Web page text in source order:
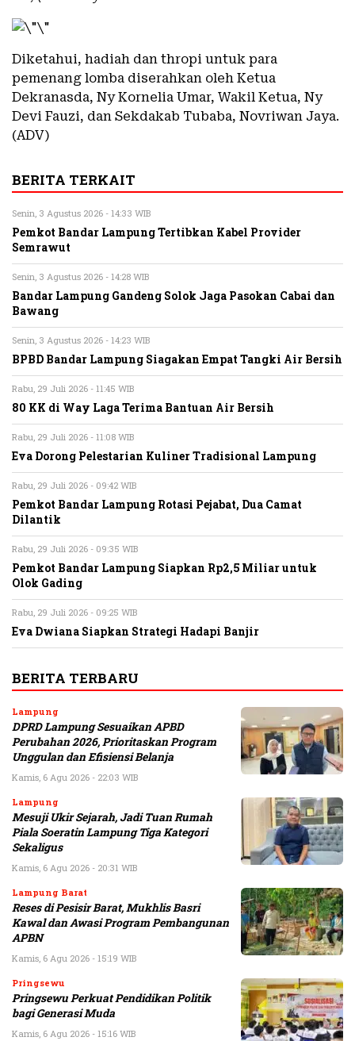
Diketahui, hadiah dan thropi untuk para
pemenang lomba diserahkan oleh Ketua
Dekranasda, Ny Kornelia Umar, Wakil Ketua, Ny
Devi Fauzi, dan Sekdakab Tubaba, Novriwan Jaya.
(ADV)
BERITA TERKAIT
Senin, 3 Agustus 2026 - 14:33 WIB
Pemkot Bandar Lampung Tertibkan Kabel Provider
Semrawut
Senin, 3 Agustus 2026 - 14:28 WIB
Bandar Lampung Gandeng Solok Jaga Pasokan Cabai dan
Bawang
Senin, 3 Agustus 2026 - 14:23 WIB
BPBD Bandar Lampung Siagakan Empat Tangki Air Bersih
Rabu, 29 Juli 2026 - 11:45 WIB
80 KK di Way Laga Terima Bantuan Air Bersih
Rabu, 29 Juli 2026 - 11:08 WIB
Eva Dorong Pelestarian Kuliner Tradisional Lampung
Rabu, 29 Juli 2026 - 09:42 WIB
Pemkot Bandar Lampung Rotasi Pejabat, Dua Camat
Dilantik
Rabu, 29 Juli 2026 - 09:35 WIB
Pemkot Bandar Lampung Siapkan Rp2,5 Miliar untuk
Olok Gading
Rabu, 29 Juli 2026 - 09:25 WIB
Eva Dwiana Siapkan Strategi Hadapi Banjir
BERITA TERBARU
Lampung
DPRD Lampung Sesuaikan APBD
Perubahan 2026, Prioritaskan Program
Unggulan dan Efisiensi Belanja
Kamis, 6 Agu 2026 - 22:03 WIB
Lampung
Mesuji Ukir Sejarah, Jadi Tuan Rumah
Piala Soeratin Lampung Tiga Kategori
Sekaligus
Kamis, 6 Agu 2026 - 20:31 WIB
Lampung Barat
Reses di Pesisir Barat, Mukhlis Basri
Kawal dan Awasi Program Pembangunan
APBN
Kamis, 6 Agu 2026 - 15:19 WIB
Pringsewu
Pringsewu Perkuat Pendidikan Politik
bagi Generasi Muda
Kamis, 6 Agu 2026 - 15:16 WIB